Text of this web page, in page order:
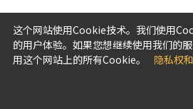
这个网站使用Cookie技术。我们使用
的用户体验。如果您想继续使用我们的
用这个网站上的所有Cookie。
隐私权